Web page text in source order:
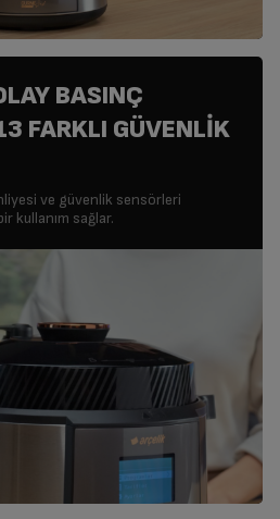
BASINÇ
FARKLI GÜVENLİK
ve güvenlik sensörleri
kullanım sağlar.